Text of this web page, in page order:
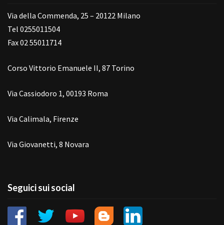
Via della Commenda, 25 – 20122 Milano
Tel 0255011504
Fax 02 55011714
Corso Vittorio Emanuele II, 87 Torino
Via Cassiodoro 1, 00193 Roma
Via Calimala, Firenze
Via Giovanetti, 8 Novara
Seguici sui social